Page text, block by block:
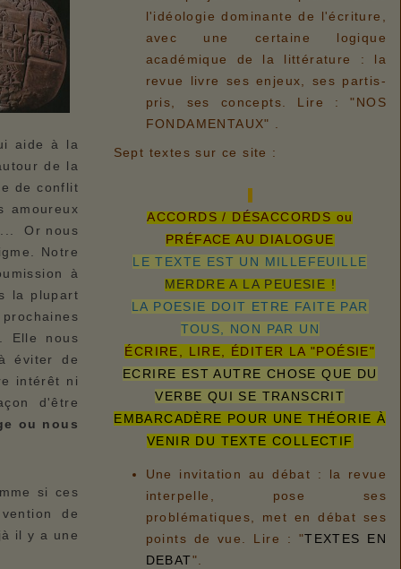
aide à la
de la
de conflit
amoureux
Or nous
Notre
à
la plupart
Elle nous
éviter de
intérêt ni
d'être
ou nous
si ces
de
il y a une
l'idéologie dominante de l'écriture,
avec une certaine logique
académique de la littérature : la
revue livre ses enjeux, ses partis-
pris, ses concepts. Lire : "NOS
FONDAMENTAUX" .
Sept textes sur ce site :
ACCORDS / DÉSACCORDS ou
PRÉFACE AU DIALOGUE
LE TEXTE EST UN MILLEFEUILLE
MERDRE A LA PEUESIE !
LA POESIE DOIT ETRE FAITE PAR
TOUS, NON PAR UN
ÉCRIRE, LIRE, ÉDITER LA "POÉSIE"
ECRIRE EST AUTRE CHOSE QUE DU
VERBE QUI SE TRANSCRIT
EMBARCADÈRE POUR UNE THÉORIE À
VENIR DU TEXTE COLLECTIF
Une invitation au débat : la revue
interpelle, pose ses
problématiques, met en débat ses
points de vue. Lire : "TEXTES EN
DEBAT".